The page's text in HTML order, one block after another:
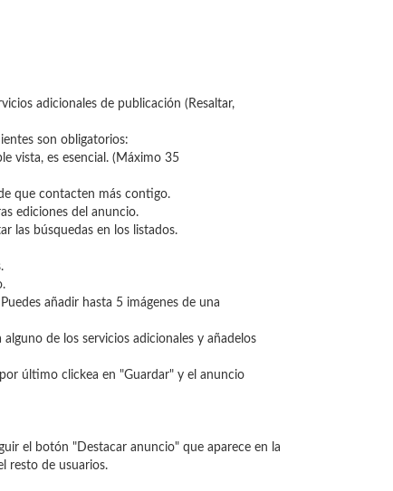
adicionales de publicación (Resaltar,
son obligatorios:
vista, es esencial. (Máximo 35
que contacten más contigo.
ediciones del anuncio.
las búsquedas en los listados.
añadir hasta 5 imágenes de una
de los servicios adicionales y añadelos
último clickea en "Guardar" y el anuncio
el botón "Destacar anuncio" que aparece en la
resto de usuarios.